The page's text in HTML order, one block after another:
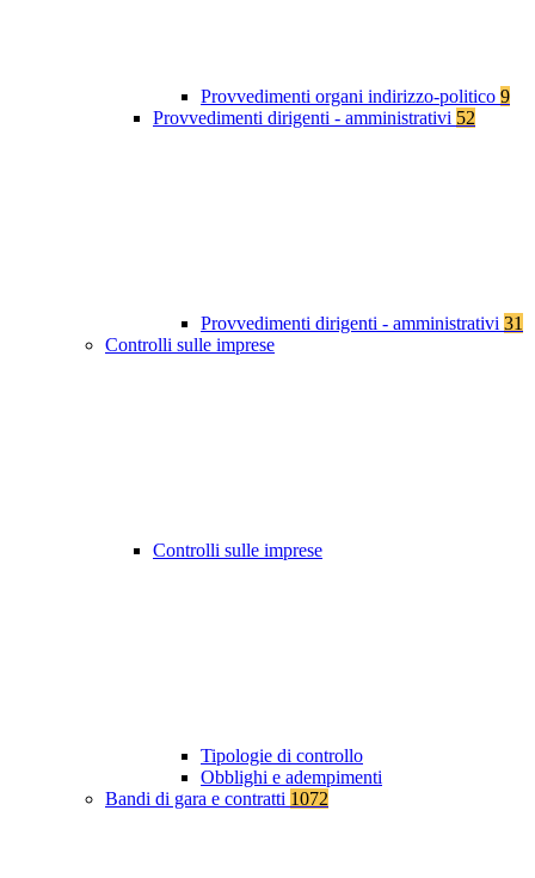
Provvedimenti organi indirizzo-politico 9
Provvedimenti dirigenti - amministrativi 52
Provvedimenti dirigenti - amministrativi 31
Controlli sulle imprese
Controlli sulle imprese
Tipologie di controllo
Obblighi e adempimenti
Bandi di gara e contratti 1072